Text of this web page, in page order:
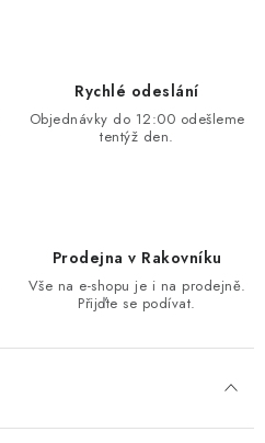
Rychlé odeslání
Objednávky do 12:00 odešleme
tentýž den.
Prodejna v Rakovníku
Vše na e-shopu je i na prodejně.
Přijďte se podívat.